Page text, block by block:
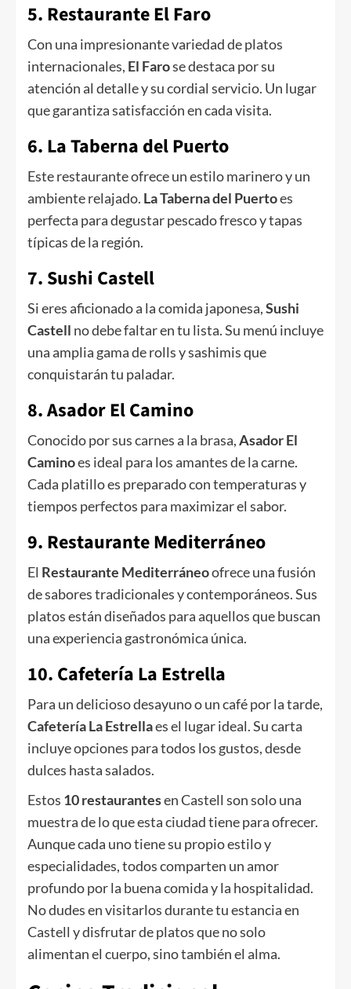
5. Restaurante El Faro
Con una impresionante variedad de platos
internacionales, El Farose destaca por su
atención al detalle y su cordial servicio. Un lugar
que garantiza satisfacción en cada visita.
6. La Taberna del Puerto
Este restaurante ofrece un estilo marinero y un
ambiente relajado. La Taberna del Puertoes
perfecta para degustar pescado fresco y tapas
típicas de la región.
7. Sushi Castell
Si eres aficionado a la comida japonesa,Sushi
Castell no debe faltar en tu lista. Su menú incluye
una amplia gama de rolls y sashimis que
conquistarán tu paladar.
8. Asador El Camino
Conocido por sus carnes a la brasa,Asador El
Caminoes ideal para los amantes de la carne.
Cada platillo es preparado con temperaturas y
tiempos perfectos para maximizar el sabor.
9. Restaurante Mediterráneo
El Restaurante Mediterráneoofrece una fusión
de sabores tradicionales y contemporáneos. Sus
platos están diseñados para aquellos que buscan
una experiencia gastronómica única.
10. Cafetería La Estrella
Para un delicioso desayuno o un café por la tarde,
Cafetería La Estrellaes el lugar ideal. Su carta
incluye opciones para todos los gustos, desde
dulces hasta salados.
Estos 10 restaurantesen Castell son solo una
muestra de lo que esta ciudad tiene para ofrecer.
Aunque cada uno tiene su propio estilo y
especialidades, todos comparten un amor
profundo por la buena comida y la hospitalidad.
No dudes en visitarlos durante tu estancia en
Castell y disfrutar de platos que no solo
alimentan el cuerpo, sino también el alma.